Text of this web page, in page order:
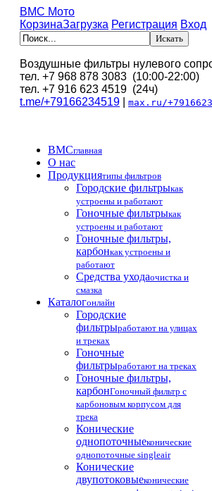
BMC Мото
КорзинаЗагрузка Регистрация Вход
Воздушные фильтры нулевого
тел. +7 968 878 3083 (10:00-22:00)
тел. +7 916 623 4519 (24ч)
t.me/+79166234519
max.ru/
BMCглавная
О нас
Продукциятипы фильтров
Городские фильтрыкак
устроены и работают
Гоночные фильтрыкак
устроены и работают
Гоночные фильтры,
карбонкак устроены и
работают
Средства уходаочистка и
смазка
Каталогонлайн
Городские
фильтрыработают на улицах
и треках
Гоночные
фильтрыработают на треках
Гоночные фильтры,
карбонГоночный фильтр с
карбоновым корпусом для
трека
Конические
однопоточныеконические
однопоточные singleair
Конические
двупотоковыеконические